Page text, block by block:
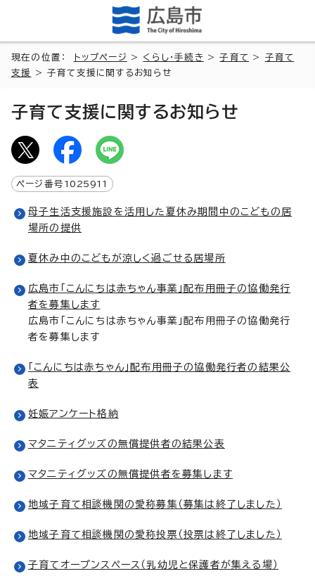
現在の位置： トップページ > くらし・手続き >子育て > 子育て
支援
> 子育て支援に関するお知らせ
子育て支援に関するお知らせ
ページ番号 1025911
母子生活支援施設を活用した夏休み期間中のこどもの居
場所の提供
夏休み中のこどもが涼しく過ごせる居場所
広島市「こんにちは赤ちゃん事業」配布用冊子の協働発行
者を募集します
広島市「こんにちは赤ちゃん事業」配布用冊子の協働発行
者を募集します
「こんにちは赤ちゃん」配布用冊子の協働発行者の結果公
表
妊娠アンケート格納
マタニティグッズの無償提供者の結果公表
マタニティグッズの無償提供者を募集します
地域子育て相談機関の愛称募集（募集は終了しました）
地域子育て相談機関の愛称投票（投票は終了しました）
子育てオープンスペース（乳幼児と保護者が集える場）